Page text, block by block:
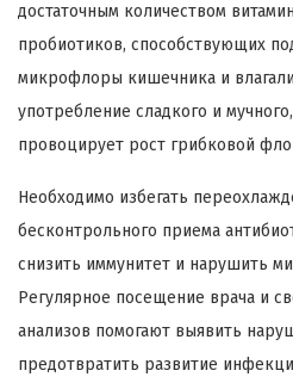
достаточным количеством
пробиотиков, способствующих
микрофлоры кишечника и
употребление сладкого и
провоцирует рост грибковой
Необходимо избегать
бесконтрольного приема
снизить иммунитет и нарушить
Регулярное посещение врача и
анализов помогают выявить
предотвратить развитие